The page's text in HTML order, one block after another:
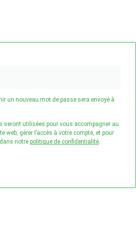
un nouveau mot de passe sera envoyé à
seront utilisées pour vous accompagner au
web, gérer l’accès à votre compte, et pour
notre politique de confidentialité.